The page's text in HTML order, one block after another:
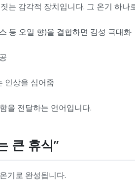
는 감각적 장치입니다. 그 온기 하
등 오일 향)을 결합하면 감성 극대화
인상을 심어줌
을 전달하는 언어입니다.
큰 휴식”
기로 완성됩니다.